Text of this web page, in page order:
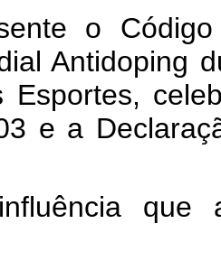
o
Antidoping
Esportes,
e a
que